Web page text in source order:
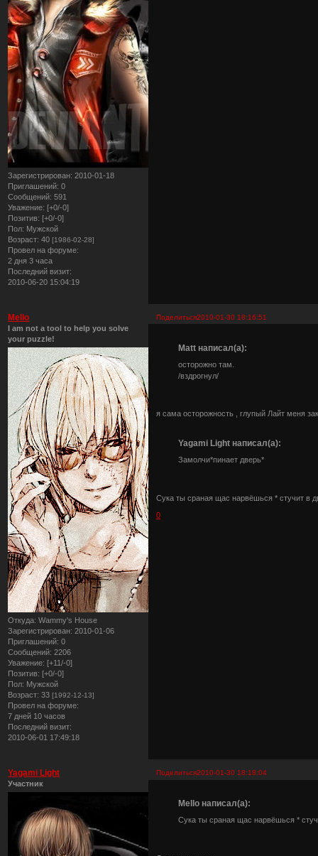
Зарегистрирован: 2010-01-18
Приглашений: 0
Сообщений: 591
Уважение: [+0/-0]
Позитив: [+0/-0]
Пол: Мужской
Возраст: 40 [1986-02-28]
Провел на форуме:
2 дня 3 часа
Последний визит:
2010-06-20 15:04:19
Поделиться2010-01-30 18:16:51
Mello
I am not a tool to help you solve
your puzzle!
Откуда: Wammy's House
Зарегистрирован: 2010-01-06
Приглашений: 0
Сообщений: 2206
Уважение: [+11/-0]
Позитив: [+0/-0]
Пол: Мужской
Возраст: 33 [1992-12-13]
Провел на форуме:
7 дней 10 часов
Последний визит:
2010-06-01 17:49:18
Matt написал(а):
осторожно там.
/вздрогнул/
я сама осторожность , глупый Лайт меня
Yagami Light написал(а):
Замолчи*пинает дверь*
Сука ты сраная щас нарвёшься * стучит в
0
Поделиться2010-01-30 18:18:04
Yagami Light
Участник
Mello написал(а):
Сука ты сраная щас нарвёшься *